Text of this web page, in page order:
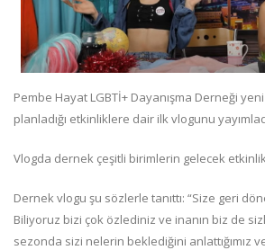
Pembe Hayat LGBTİ+ Dayanışma Derneği
planladığı etkinliklere dair ilk vlogunu
Vlogda dernek çeşitli birimlerin gelecek
Dernek vlogu şu sözlerle tanıttı: “Size geri
Biliyoruz bizi çok özlediniz ve inanın biz de
sezonda sizi nelerin beklediğini anlattığımız